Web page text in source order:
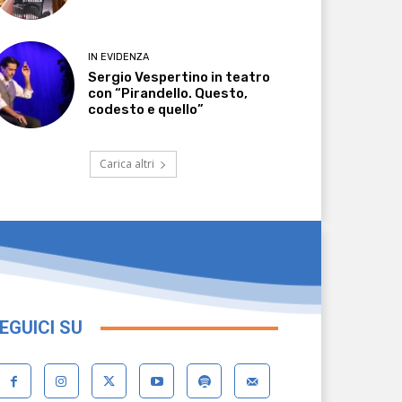
IN EVIDENZA
Sergio Vespertino in teatro
con “Pirandello. Questo,
codesto e quello”
Carica altri
SU